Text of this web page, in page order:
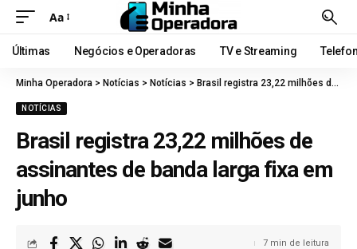
Aa
Últimas Negócios e Operadoras TV e Streaming
Minha Operadora > Notícias > Notícias > Brasil registra 23,22 milhões de assinantes de banda larga fixa em junho
NOTÍCIAS
Brasil registra 23,22 milhões de
assinantes de banda larga fixa em
junho
7 min de leitura